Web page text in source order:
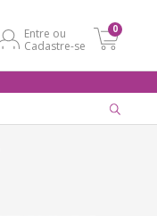
Entre ou
Cadastre-se
0